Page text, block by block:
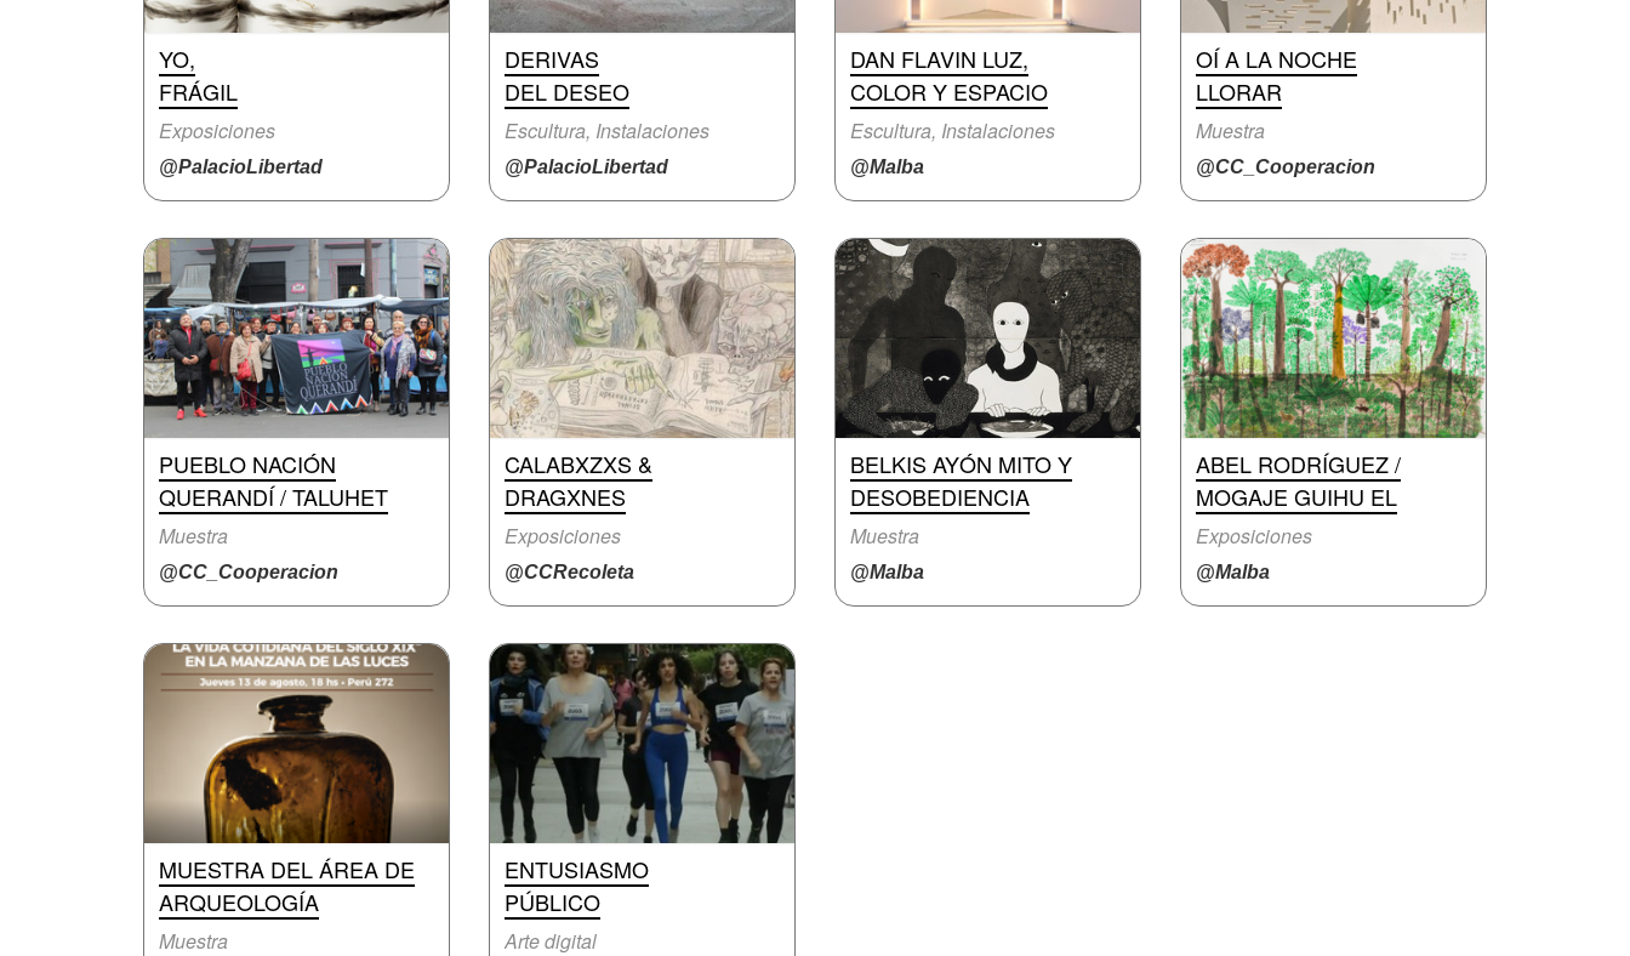
YO,
FRÁGIL
Exposiciones
@PalacioLibertad
DERIVAS
DEL DESEO
Escultura, Instalaciones
@PalacioLibertad
DAN FLAVIN LUZ,
COLOR Y ESPACIO
Escultura, Instalaciones
@Malba
OÍ A LA NOCHE
LLORAR
Muestra
@CC_Cooperacion
PUEBLO NACIÓN
QUERANDÍ / TALUHET
Muestra
@CC_Cooperacion
CALABXZXS &
DRAGXNES
Exposiciones
@CCRecoleta
BELKIS AYÓN MITO Y
DESOBEDIENCIA
Muestra
@Malba
ABEL RODRÍGUEZ /
MOGAJE GUIHU EL
Exposiciones
@Malba
MUESTRA DEL ÁREA DE
ARQUEOLOGÍA
Muestra
ENTUSIASMO
PÚBLICO
Arte digital